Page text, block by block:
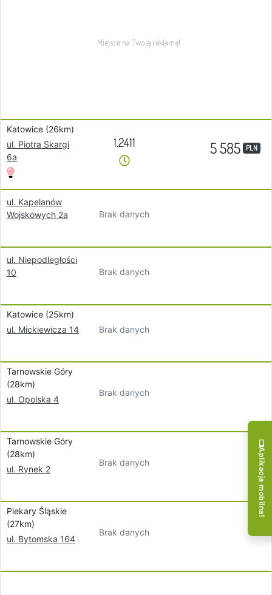
Katowice (26km)
ul. Piotra Skargi
6a
1.2411 5 585 PLN
ul. Kapelanów
Wojskowych 2a
Brak danych
ul. Niepodległości
10
Brak danych
Katowice (25km)
ul. Mickiewicza 14
Brak danych
Tarnowskie Góry
(28km)
ul. Opolska 4
Brak danych
Tarnowskie Góry
(28km)
ul. Rynek 2
Brak danych
Piekary Śląskie
(27km)
ul. Bytomska 164
Brak danych
Aplikacja mobilna!